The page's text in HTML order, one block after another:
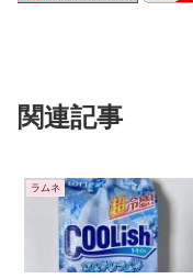
関連記事
ラムネ